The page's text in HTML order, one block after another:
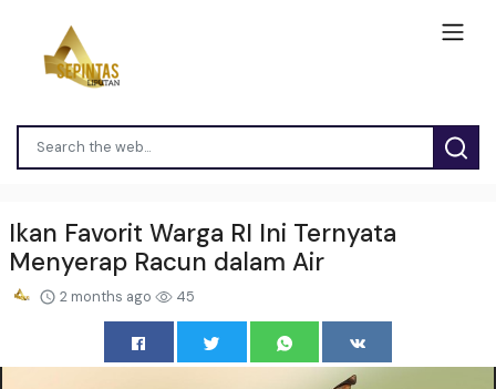
Ikan Favorit Warga RI Ini Ternyata
Menyerap Racun dalam Air
2 months ago 45